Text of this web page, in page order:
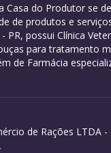
Casa do Produtor se
de produtos e
PR, possui Clínica
para tratamento
de Farmácia
de Rações LTDA -